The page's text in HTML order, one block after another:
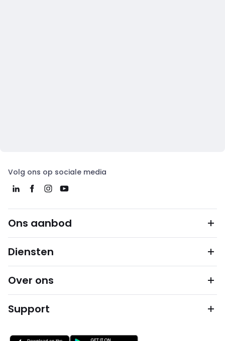
Volg ons op sociale media
Ons aanbod
Diensten
Over ons
Support